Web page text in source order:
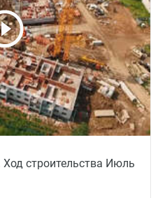
строительства Июль